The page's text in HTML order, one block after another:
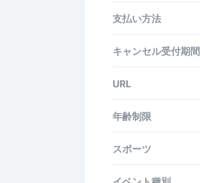
支払い方法
キャンセル受付期間
URL
年齢制限
スポーツ